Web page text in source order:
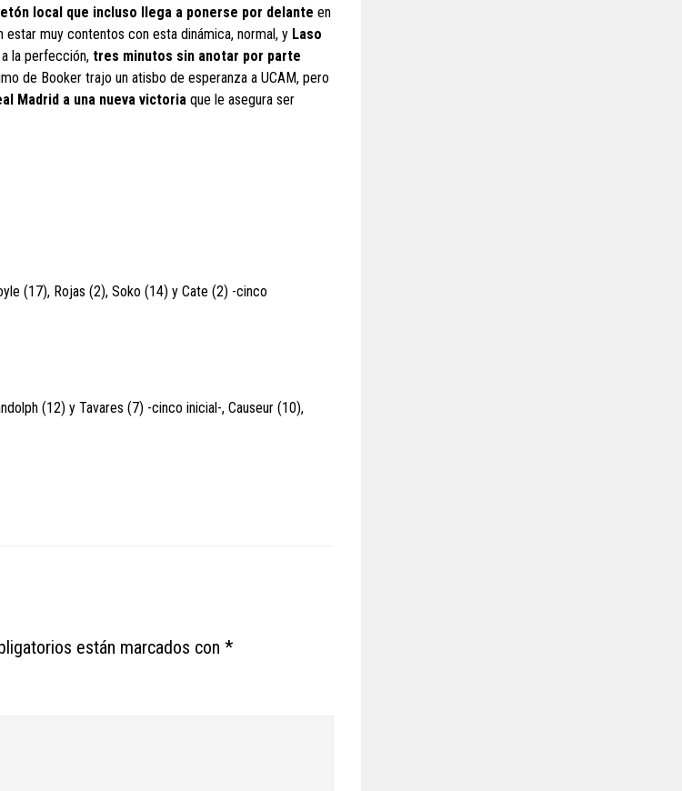
local que incluso llega a ponerse por delante en
muy contentos con esta dinámica, normal, y Laso
la perfección, tres minutos sin anotar por parte
de Booker trajo un atisbo de esperanza a UCAM, pero
Madrid a una nueva victoria que le asegura ser
(17), Rojas (2), Soko (14) y Cate (2) -cinco
(12) y Tavares (7) -cinco inicial-, Causeur (10),
están marcados con *